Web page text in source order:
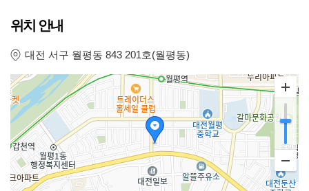
위치 안내
대전 서구 월평동 843 201호(월평동)